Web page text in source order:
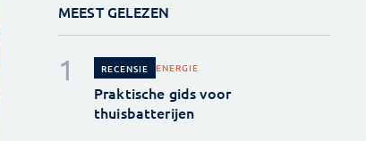
MEEST GELEZEN
RECENSIE ENERGIE
Praktische gids voor
thuisbatterijen